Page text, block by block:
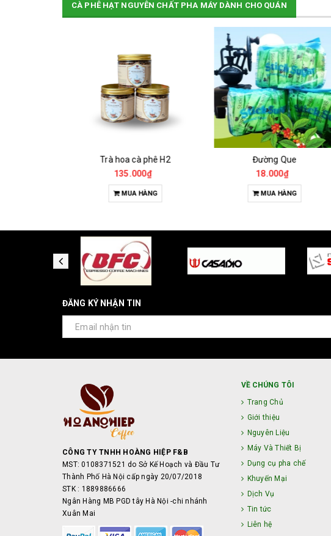
CÀ PHÊ HẠT NGUYÊN CHẤT PHA MÁY DÀNH CHO QUÁN
Trà hoa cà phê H2
135.000₫
MUA HÀNG
Đường Que
18.000₫
MUA HÀNG
ĐĂNG KÝ NHẬN TIN
CÔNG TY TNHH HOÀNG HIỆP F&B
MST: 0108371521 do Sở Kế Hoạch và Đầu Tư
Thành Phố Hà Nội cấp ngày 20/07/2018
STK : 1889886666
Ngân Hàng MB PGD tây Hà Nội -chi nhánh
Xuân Mai
VỀ CHÚNG TÔI
Trang Chủ
Giới thiệu
Nguyên Liệu
Máy Và Thiết Bị
Dụng cụ pha chế
Khuyến Mại
Dịch Vụ
Tin tức
Liên hệ